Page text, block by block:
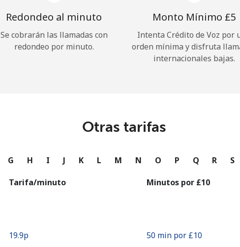
¿Olvidaste tu contraseña? →
Continuar con
Redondeo al minuto
Se cobrarán las llamadas con
redondeo por minuto.
Monto Mínimo ⁦£5⁩
Intenta Crédito de Voz por
orden mínima y disfruta
internacionales bajas.
Otras tarifas
G H I J K L M N O P Q R S
Tarifa/minuto Minutos por ⁦£10⁩
⁦19.9p⁩ 50 min por ⁦£10⁩